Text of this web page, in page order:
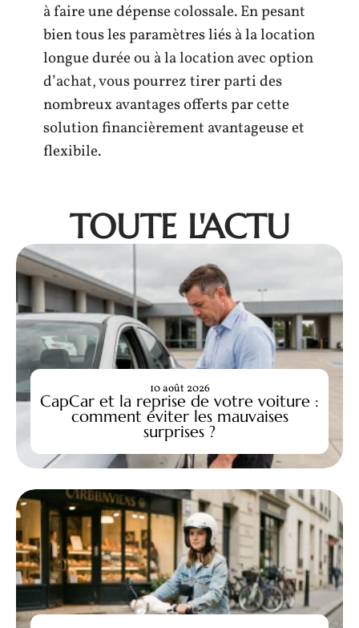
à faire une dépense colossale. En pesant
bien tous les paramètres liés à la location
longue durée ou à la location avec option
d’achat, vous pourrez tirer parti des
nombreux avantages offerts par cette
solution financièrement avantageuse et
flexibile.
TOUTE L'ACTU
CapCar et la reprise de votre voiture :
comment éviter les mauvaises
surprises ?
10 août 2026